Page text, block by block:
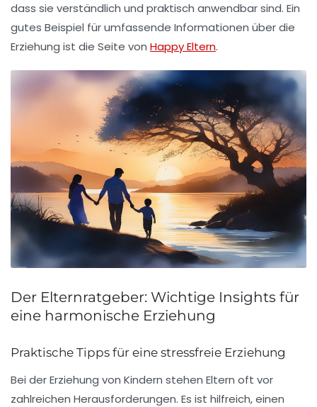
dass sie verständlich und praktisch anwendbar sind. Ein
gutes Beispiel für umfassende Informationen über die
Erziehung ist die Seite von Happy Eltern.
Der Elternratgeber: Wichtige Insights für
eine harmonische Erziehung
Praktische Tipps für eine stressfreie Erziehung
Bei der Erziehung von Kindern stehen Eltern oft vor
zahlreichen Herausforderungen. Es ist hilfreich, einen